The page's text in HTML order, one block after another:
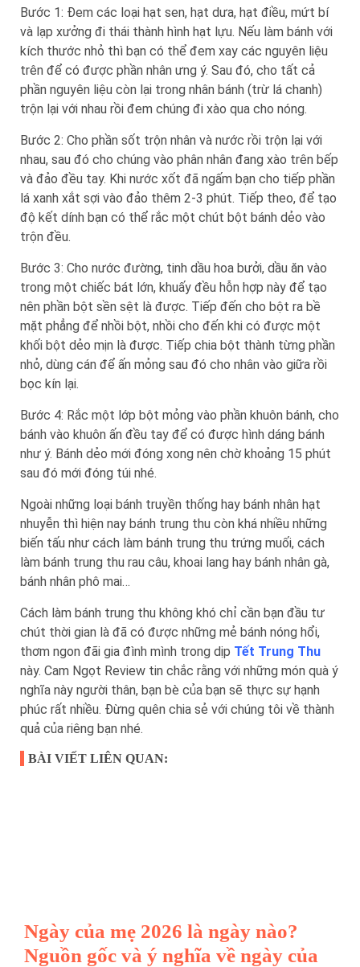
Bước 1: Đem các loại hạt sen, hạt dưa, hạt điều, mứt bí
và lạp xưởng đi thái thành hình hạt lựu. Nếu làm bánh với
kích thước nhỏ thì bạn có thể đem xay các nguyên liệu
trên để có được phần nhân ưng ý. Sau đó, cho tất cả
phần nguyên liệu còn lại trong nhân bánh (trừ lá chanh)
trộn lại với nhau rồi đem chúng đi xào qua cho nóng.
Bước 2: Cho phần sốt trộn nhân và nước rồi trộn lại với
nhau, sau đó cho chúng vào phân nhân đang xào trên bếp
và đảo đều tay. Khi nước xốt đã ngấm bạn cho tiếp phần
lá xanh xắt sợi vào đảo thêm 2-3 phút. Tiếp theo, để tạo
độ kết dính bạn có thể rắc một chút bột bánh dẻo vào
trộn đều.
Bước 3: Cho nước đường, tinh dầu hoa bưởi, dầu ăn vào
trong một chiếc bát lớn, khuấy đều hỗn hợp này để tạo
nên phần bột sền sệt là được. Tiếp đến cho bột ra bề
mặt phẳng để nhồi bột, nhồi cho đến khi có được một
khối bột dẻo mịn là được. Tiếp chia bột thành từng phần
nhỏ, dùng cán để ấn mỏng sau đó cho nhân vào giữa rồi
bọc kín lại.
Bước 4: Rắc một lớp bột mỏng vào phần khuôn bánh, cho
bánh vào khuôn ấn đều tay để có được hình dáng bánh
như ý. Bánh dẻo mới đóng xong nên chờ khoảng 15 phút
sau đó mới đóng túi nhé.
Ngoài những loại bánh truyền thống hay bánh nhân hạt
nhuyễn thì hiện nay bánh trung thu còn khá nhiều những
biến tấu như cách làm bánh trung thu trứng muối, cách
làm bánh trung thu rau câu, khoai lang hay bánh nhân gà,
bánh nhân phô mai…
Cách làm bánh trung thu không khó chỉ cần bạn đầu tư
chút thời gian là đã có được những mẻ bánh nóng hổi,
thơm ngon đãi gia đình mình trong dịp Tết Trung Thu
này. Cam Ngọt Review tin chắc rằng với những món quà ý
nghĩa này người thân, bạn bè của bạn sẽ thực sự hạnh
phúc rất nhiều. Đừng quên chia sẻ với chúng tôi về thành
quả của riêng bạn nhé.
BÀI VIẾT LIÊN QUAN:
Ngày của mẹ 2026 là ngày nào?
Nguồn gốc và ý nghĩa về ngày của